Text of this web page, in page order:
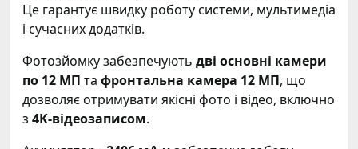
Це гарантує швидку роботу системи, мультимедіа
і сучасних додатків.
Фотозйомку забезпечують дві основні камери
по 12 МП та фронтальна камера 12 МП, що
дозволяє отримувати якісні фото і відео, включно
з 4K-відеозаписом.